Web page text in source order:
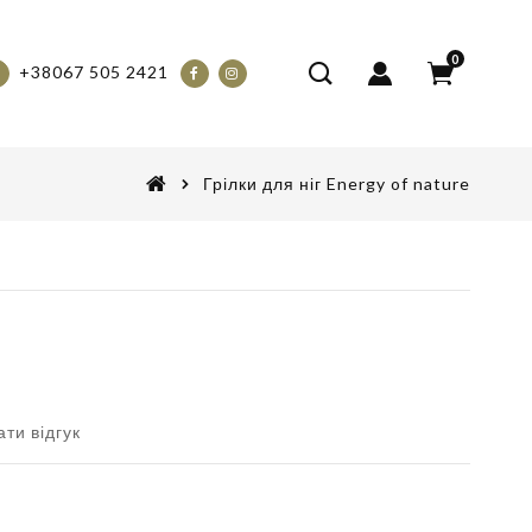
+38067 505 2421
0
Грілки для ніг Energy of nature
відгук